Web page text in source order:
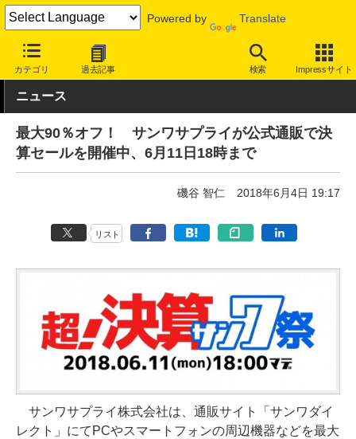
Powered by Translate
カテゴリ 過去記事 検索 Impressサイト
INTERNET Watch サービス/ソフト サービス ショッピング/オ
ニュース
最大90％オフ！ サンワサプライが公式通販で決
算セールを開催中、6月11日18時まで
磯谷 智仁 2018年6月4日 19:17
リスト
サンワサプライ株式会社は、通販サイト「サンワダイ
レクト」にてPCやスマートフォンの周辺機器などを最大